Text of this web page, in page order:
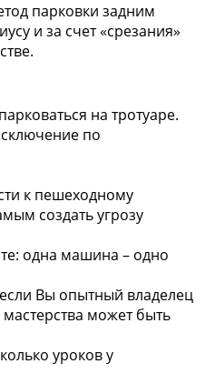
парковки задним
и за счет «срезания»
на тротуаре.
по
к пешеходному
создать угрозу
одна машина – одно
Вы опытный владелец
может быть
уроков у